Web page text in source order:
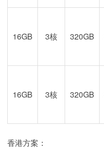
16GB 3核 320GB
16GB 3核 320GB
香港方案：